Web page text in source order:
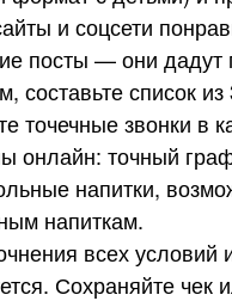
и соцсети
посты — они дадут
составьте список
точечные звонки в
онлайн: точный
напитки,
напиткам.
всех
Сохраняйте